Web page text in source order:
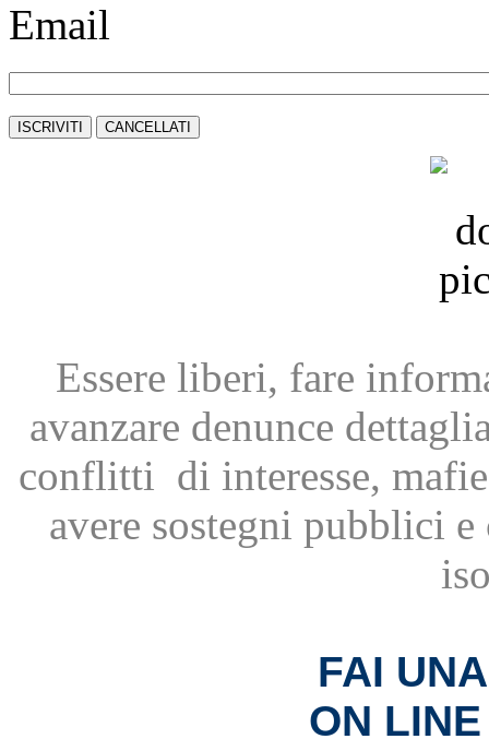
Email
Essere liberi, fare
avanzare denunce
conflitti di interesse,
avere sostegni pubblici
FAI
ON